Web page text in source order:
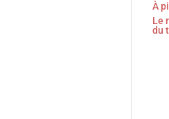
À
Le
du